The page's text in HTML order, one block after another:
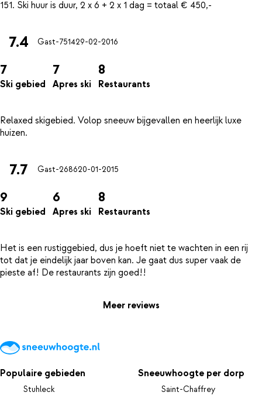
7.4 Gast-751429-02-2016
7
Ski gebied
7
Apres ski
8
Restaurants
Relaxed skigebied. Volop sneeuw bijgevallen en heerlijk luxe
7.7 Gast-268620-01-2015
9
Ski gebied
6
Apres ski
8
Restaurants
Het is een rustiggebied, dus je hoeft niet te wachten in een rij
tot dat je eindelijk jaar boven kan. Je gaat dus super vaak de
Meer reviews
Populaire gebieden
Stuhleck
Sneeuwhoogte per dorp
Saint-Chaffrey